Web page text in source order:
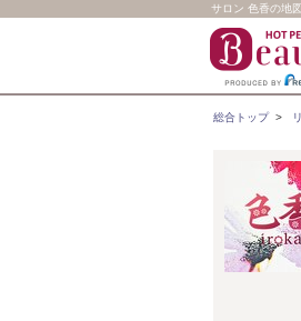
サロン 色香の地図
総合トップ>